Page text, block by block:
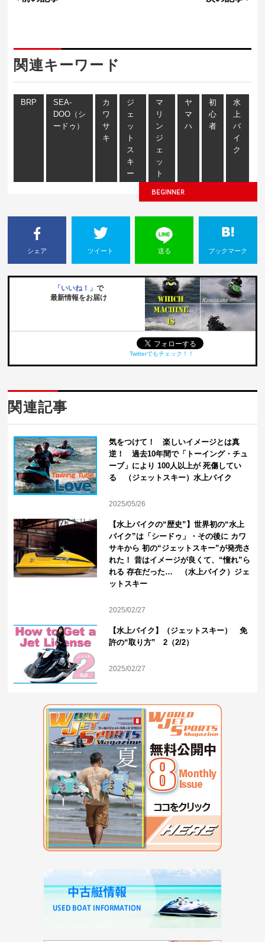
関連キーワード
BRP
SEA-
DOO（シ
ードゥ）
カ
ワ
サ
キ
ジ
ェ
ッ
ト
ス
キ
ー
マ
リ
ン
ジ
ェ
ッ
ト
ヤ
マ
ハ
初
心
者
水
上
バ
イ
ク
BEGINNER
シェア ツイート 送る ブックマーク
「いいね！」 で
最新情報をお届け
Twitterでもチェック！！
関連記事
気をつけて！ 楽しいイメージとは真
逆！ 過去10年間で「トーイング・チュ
ーブ」により 100人以上が 死傷してい
る （ジェットスキー）水上バイク
2025/05/26
【水上バイクの“歴史”】世界初の“水上
バイク”は「シードゥ」・その後に カワ
サキから 初の“ジェットスキー”が発売さ
れた！ 昔はイメージが良くて、“憧れ”ら
れる 存在だった… （水上バイク）ジェ
ットスキー
2025/02/27
【水上バイク】（ジェットスキー） 免
許の“取り方” 2（2/2）
2025/02/27